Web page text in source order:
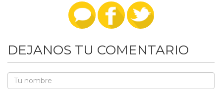
DEJANOS TU COMENTARIO